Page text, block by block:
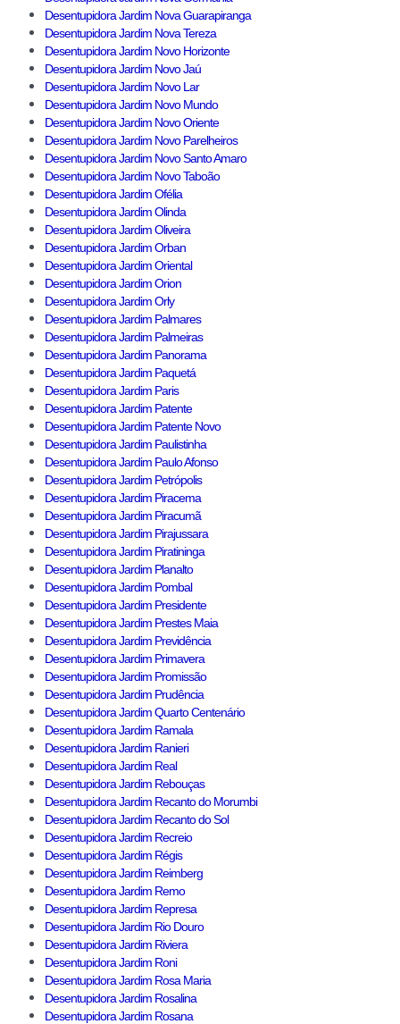
Desentupidora Jardim Nova Guarapiranga
Desentupidora Jardim Nova Tereza
Desentupidora Jardim Novo Horizonte
Desentupidora Jardim Novo Jaú
Desentupidora Jardim Novo Lar
Desentupidora Jardim Novo Mundo
Desentupidora Jardim Novo Oriente
Desentupidora Jardim Novo Parelheiros
Desentupidora Jardim Novo Santo Amaro
Desentupidora Jardim Novo Taboão
Desentupidora Jardim Ofélia
Desentupidora Jardim Olinda
Desentupidora Jardim Oliveira
Desentupidora Jardim Orban
Desentupidora Jardim Oriental
Desentupidora Jardim Orion
Desentupidora Jardim Orly
Desentupidora Jardim Palmares
Desentupidora Jardim Palmeiras
Desentupidora Jardim Panorama
Desentupidora Jardim Paquetá
Desentupidora Jardim Paris
Desentupidora Jardim Patente
Desentupidora Jardim Patente Novo
Desentupidora Jardim Paulistinha
Desentupidora Jardim Paulo Afonso
Desentupidora Jardim Petrópolis
Desentupidora Jardim Piracema
Desentupidora Jardim Piracumã
Desentupidora Jardim Pirajussara
Desentupidora Jardim Piratininga
Desentupidora Jardim Planalto
Desentupidora Jardim Pombal
Desentupidora Jardim Presidente
Desentupidora Jardim Prestes Maia
Desentupidora Jardim Previdência
Desentupidora Jardim Primavera
Desentupidora Jardim Promissão
Desentupidora Jardim Prudência
Desentupidora Jardim Quarto Centenário
Desentupidora Jardim Ramala
Desentupidora Jardim Ranieri
Desentupidora Jardim Real
Desentupidora Jardim Rebouças
Desentupidora Jardim Recanto do Morumbi
Desentupidora Jardim Recanto do Sol
Desentupidora Jardim Recreio
Desentupidora Jardim Régis
Desentupidora Jardim Reimberg
Desentupidora Jardim Remo
Desentupidora Jardim Represa
Desentupidora Jardim Rio Douro
Desentupidora Jardim Riviera
Desentupidora Jardim Roni
Desentupidora Jardim Rosa Maria
Desentupidora Jardim Rosalina
Desentupidora Jardim Rosana